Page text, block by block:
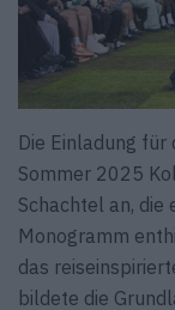
Die Einladung
Sommer 2025
Schachtel an, die
Monogramm
das
bildete die